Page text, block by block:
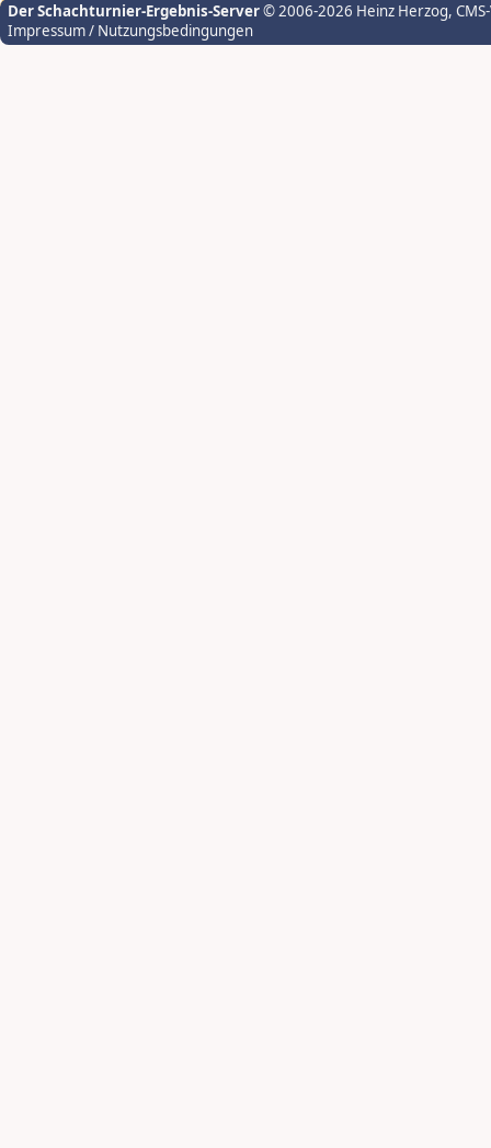
Der Schachturnier-Ergebnis-Server© 2006-2026 Heinz Herzog,
Impressum / Nutzungsbedingungen